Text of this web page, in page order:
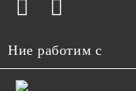
Ние работим с